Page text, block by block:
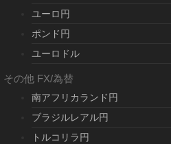
ユーロ円
ポンド円
ユーロドル
その他 FX/為替
南アフリカランド円
ブラジルレアル円
トルコリラ円